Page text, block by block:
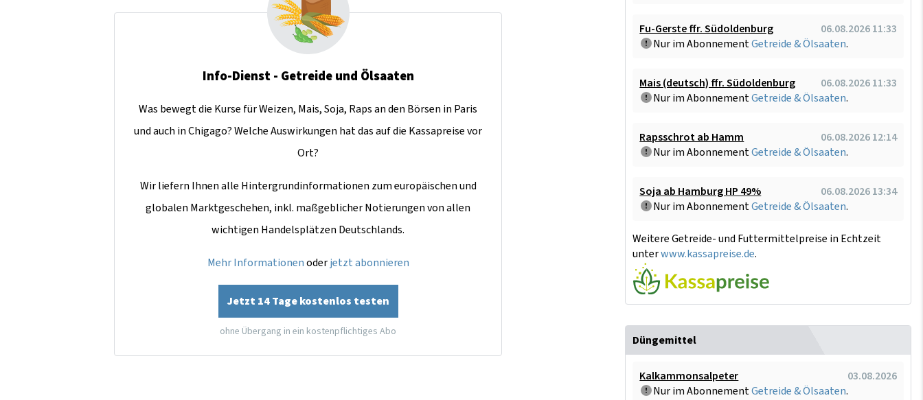
Info-Dienst - Getreide und Ölsaaten
Was bewegt die Kurse für Weizen, Mais, Soja, Raps an den Börsen in Paris
und auch in Chigago? Welche Auswirkungen hat das auf die Kassapreise vor
Ort?
Wir liefern Ihnen alle Hintergrundinformationen zum europäischen und
globalen Marktgeschehen, inkl. maßgeblicher Notierungen von allen
wichtigen Handelsplätzen Deutschlands.
Mehr Informationenoderjetzt abonnieren
Jetzt 14 Tage kostenlos testen
ohne Übergang in ein kostenpflichtiges Abo
Fu-Gerste ffr. Südoldenburg
06.08.2026 11:33
Nur im AbonnementGetreide & Ölsaaten.
Mais (deutsch) ffr. Südoldenburg
06.08.2026 11:33
Nur im AbonnementGetreide & Ölsaaten.
Rapsschrot ab Hamm
06.08.2026 12:14
Nur im AbonnementGetreide & Ölsaaten.
Soja ab Hamburg HP 49%
06.08.2026 13:34
Nur im AbonnementGetreide & Ölsaaten.
Weitere Getreide- und Futtermittelpreise in Echtzeit
unterwww.kassapreise.de.
Düngemittel
Kalkammonsalpeter
03.08.2026
Nur im AbonnementGetreide & Ölsaaten.